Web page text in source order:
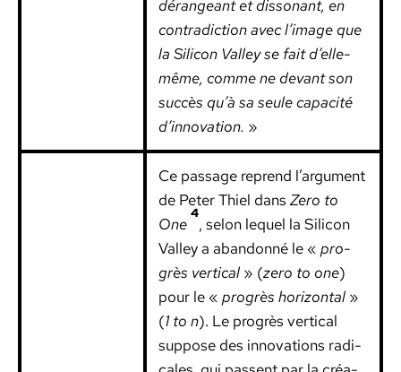
dérangeant et dis­so­nant, en
con­tra­dic­tion avec l’image que
la Sil­i­con Val­ley se fait d’elle-
même, comme ne devant son
suc­cès qu’à sa seule capac­ité
d’innovation. »
Ce pas­sage reprend l’argument
de Peter Thiel dansZero to
One
4
, selon lequel la Sil­i­con
Val­ley a aban­don­né le « pro­
grès ver­ti­cal» (zero to one)
pour le « pro­grès hor­i­zon­tal»
(1 to n). Le pro­grès ver­ti­cal
sup­pose des inno­va­tions rad­i­